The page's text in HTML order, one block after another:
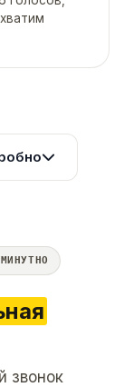
звонок